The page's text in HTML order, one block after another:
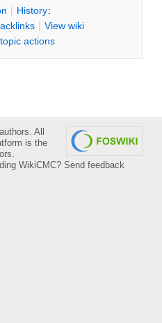
| History:
acklinks | View wiki
actions
All
is the
WikiCMC? Send feedback